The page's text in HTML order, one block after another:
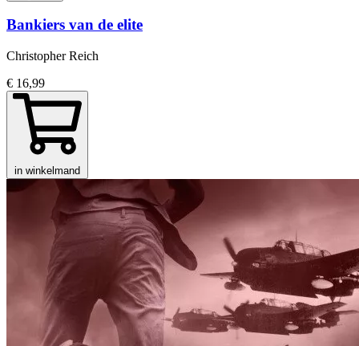
Bankiers van de elite
Christopher Reich
€ 16,99
in winkelmand